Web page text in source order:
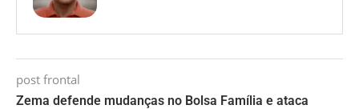
post frontal
Zema defende mudanças no Bolsa Família e ataca